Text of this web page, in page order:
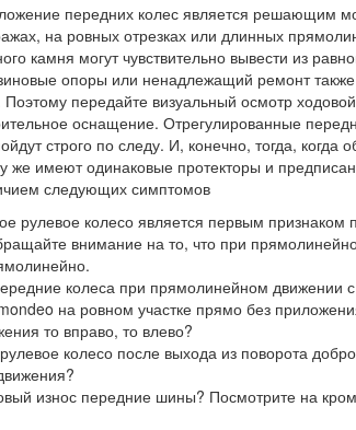
передних колес является решающим
на ровных отрезках или длинных
камня могут чувствительно вывести из
опоры или ненадлежащий ремонт также
Поэтому передайте визуальный осмотр
оснащение. Отрегулированные
строго по следу. И, конечно, тогда,
же имеют одинаковые протекторы и
следующих симптомов
рулевое колесо является первым признаком
внимание на то, что при
колеса при прямолинейном движении
на ровном участке прямо без
то вправо, то влево?
колесо после выхода из поворота
износ передние шины? Посмотрите на